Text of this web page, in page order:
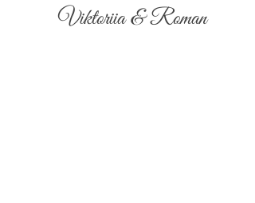
Viktoriia & Roman